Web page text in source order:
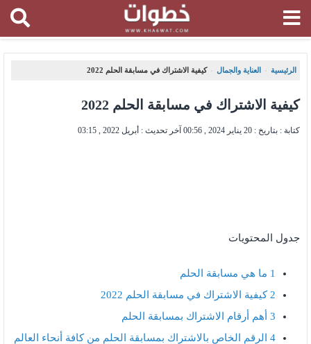
الرئيسية ، العناية والجمال ، كيفية الاشتراك في مسابقة الحلم 2022
كيفية الاشتراك في مسابقة الحلم 2022
كتابة : بتاريخ : 20 يناير 2024 , 00:56 آخر تحديث : أبريل 2022 , 03:15
جدول المحتويات
1 ما هي مسابقة الحلم
2 كيفية الاشتراك في مسابقة الحلم 2022
3 أهم أرقام الاشتراك بمسابقة الحلم
4 الرقم الخاص بالاشتراك بمسابقة الحلم من كافة أنحاء العالم